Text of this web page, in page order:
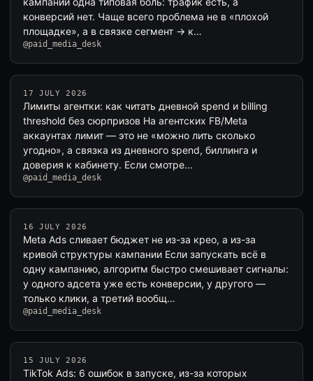
конверсий нет. Чаще всего проблема не в «плохой
площадке», а в связке сегмент → к…
@paid_media_desk
17 JULY 2026
Лимиты агентки: как читать дневной spend и billing
threshold без сюрпризов На агентских FB/Meta
аккаунтах лимит — это не «можно лить сколько
угодно», а связка из дневного spend, биллинга и
доверия к кабинету. Если смотре…
@paid_media_desk
16 JULY 2026
Meta Ads сливает бюджет не из-за крео, а из-за
кривой структуры кампании Если запускать всё в
одну кампанию, алгоритм быстро смешивает сигналы:
у одного адсета уже есть конверсии, у другого —
только клики, а третий вообщ…
@paid_media_desk
15 JULY 2026
TikTok Ads: 6 ошибок в запуске, из-за которых